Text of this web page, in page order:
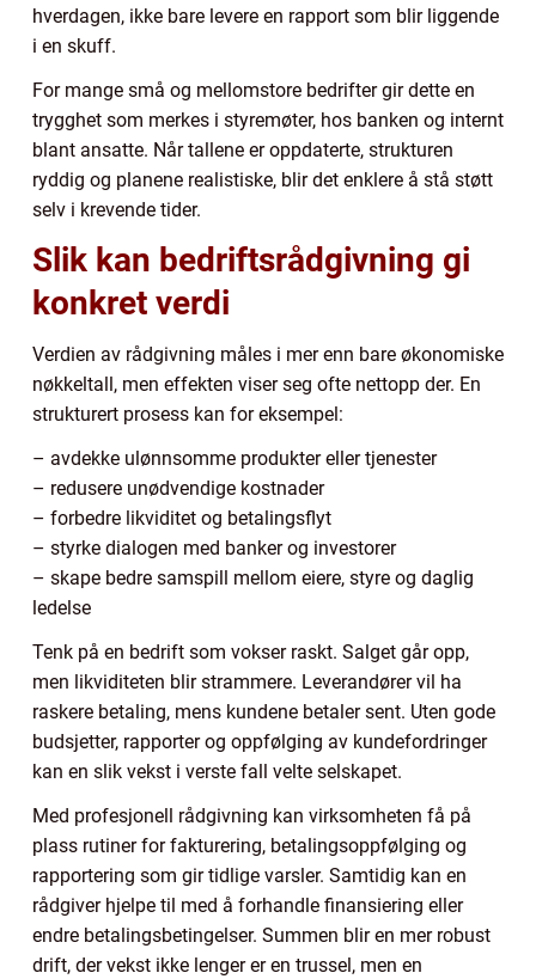
hverdagen, ikke bare levere en rapport som blir liggende
i en skuff.
For mange små og mellomstore bedrifter gir dette en
trygghet som merkes i styremøter, hos banken og internt
blant ansatte. Når tallene er oppdaterte, strukturen
ryddig og planene realistiske, blir det enklere å stå støtt
selv i krevende tider.
Slik kan bedriftsrådgivning gi
konkret verdi
Verdien av rådgivning måles i mer enn bare økonomiske
nøkkeltall, men effekten viser seg ofte nettopp der. En
strukturert prosess kan for eksempel:
– avdekke ulønnsomme produkter eller tjenester
– redusere unødvendige kostnader
– forbedre likviditet og betalingsflyt
– styrke dialogen med banker og investorer
– skape bedre samspill mellom eiere, styre og daglig
ledelse
Tenk på en bedrift som vokser raskt. Salget går opp,
men likviditeten blir strammere. Leverandører vil ha
raskere betaling, mens kundene betaler sent. Uten gode
budsjetter, rapporter og oppfølging av kundefordringer
kan en slik vekst i verste fall velte selskapet.
Med profesjonell rådgivning kan virksomheten få på
plass rutiner for fakturering, betalingsoppfølging og
rapportering som gir tidlige varsler. Samtidig kan en
rådgiver hjelpe til med å forhandle finansiering eller
endre betalingsbetingelser. Summen blir en mer robust
drift, der vekst ikke lenger er en trussel, men en